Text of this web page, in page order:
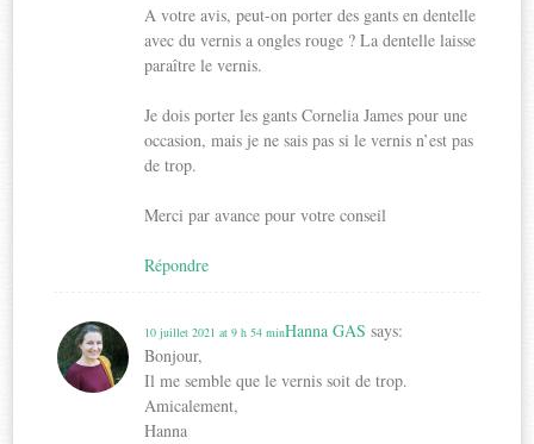
A votre avis, peut-on porter des gants en dentelle
avec du vernis a ongles rouge ? La dentelle laisse
paraître le vernis.
Je dois porter les gants Cornelia James pour une
occasion, mais je ne sais pas si le vernis n’est pas
de trop.
Merci par avance pour votre conseil
Répondre
Hanna GAS says:
10 juillet 2021 at 9 h 54 min
Bonjour,
Il me semble que le vernis soit de trop.
Amicalement,
Hanna